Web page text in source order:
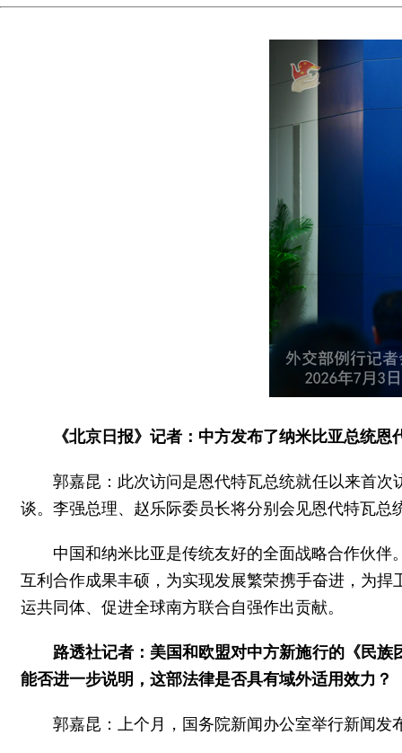
《北京日报》记者：中方发布了纳米比亚总统
郭嘉昆：此次访问是恩代特瓦总统就任以来首
谈。李强总理、赵乐际委员长将分别会见恩代特瓦
中国和纳米比亚是传统友好的全面战略合作伙
互利合作成果丰硕，为实现发展繁荣携手奋进，为
运共同体、促进全球南方联合自强作出贡献。
路透社记者：美国和欧盟对中方新施行的《民
能否进一步说明，这部法律是否具有域外适用效力？
郭嘉昆：上个月，国务院新闻办公室举行新闻